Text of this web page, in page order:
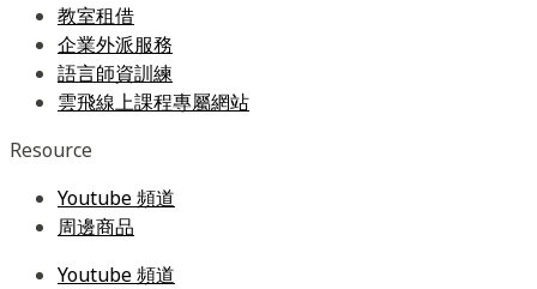
教室租借
企業外派服務
語言師資訓練
雲飛線上課程專屬網站
Resource
Youtube 頻道
周邊商品
Youtube 頻道